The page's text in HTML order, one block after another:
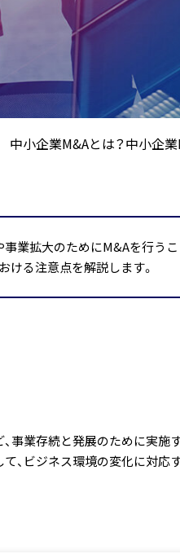
中小企業M&Aとは？中小企
業拡大のためにM&Aを行う
ける注意点を解説します。
事業存続と発展のために実施
、ビジネス環境の変化に対応